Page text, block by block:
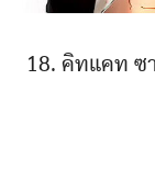
18. คิทแคท ซ